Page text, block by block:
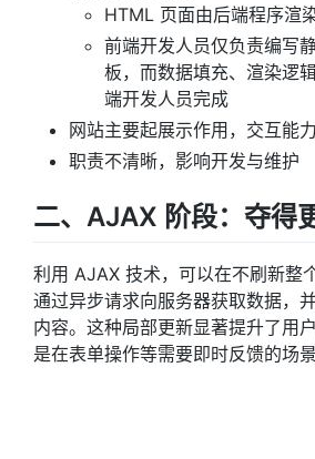
HTML 页面由后端程序渲
前端开发人员仅负责编写
板，而数据填充、渲染逻
端开发人员完成
网站主要起展示作用，交互能
职责不清晰，影响开发与维护
二、AJAX 阶段：夺得
利用 AJAX 技术，可以在不刷新整
通过异步请求向服务器获取数据，
内容。这种局部更新显著提升了用
是在表单操作等需要即时反馈的场景